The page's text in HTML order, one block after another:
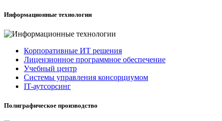
Информационные технологии
Корпоративные ИТ решения
Лицензионное программное обеспечение
Учебный центр
Системы управления консорциумом
IT-аутсорсинг
Полиграфическое производство